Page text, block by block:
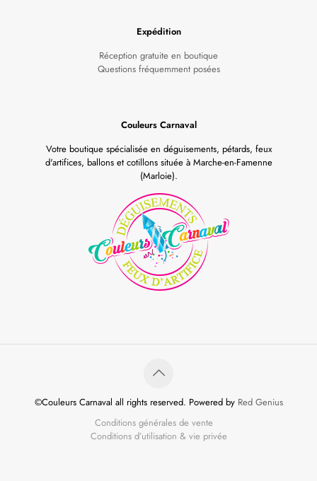
Expédition
Réception gratuite en boutique
Questions fréquemment posées
Couleurs Carnaval
Votre boutique spécialisée en déguisements, pétards, feux
d'artifices, ballons et cotillons située à Marche-en-Famenne
(Marloie).
©Couleurs Carnaval all rights reserved. Powered by Red Genius
Conditions générales de vente
Conditions d’utilisation & vie privée